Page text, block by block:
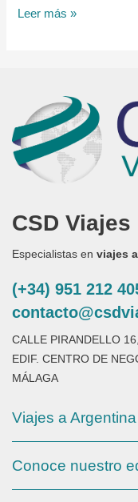
Leer más »
CSD Viajes
Especialistas en viajes
(+34) 951 212
CALLE PIRANDELLO
EDIF. CENTRO DE
MÁLAGA
Viajes a Argentina
Conoce nuestro